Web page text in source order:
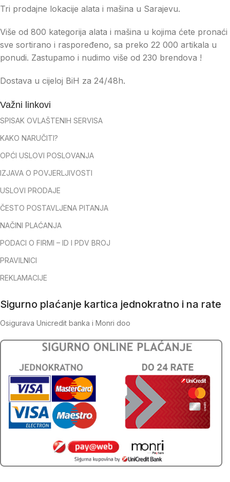
Tri prodajne lokacije alata i mašina u Sarajevu.
Više od 800 kategorija alata i mašina u kojima ćete pronaći
sve sortirano i raspoređeno, sa preko 22 000 artikala u
ponudi. Zastupamo i nudimo više od 230 brendova !
Dostava u cijeloj BiH za 24/48h.
Važni linkovi
SPISAK OVLAŠTENIH SERVISA
KAKO NARUČITI?
OPĆI USLOVI POSLOVANJA
IZJAVA O POVJERLJIVOSTI
USLOVI PRODAJE
ČESTO POSTAVLJENA PITANJA
NAČINI PLAĆANJA
PODACI O FIRMI – ID I PDV BROJ
PRAVILNICI
REKLAMACIJE
Sigurno plaćanje kartica jednokratno i na rate
Osigurava Unicredit banka i Monri doo